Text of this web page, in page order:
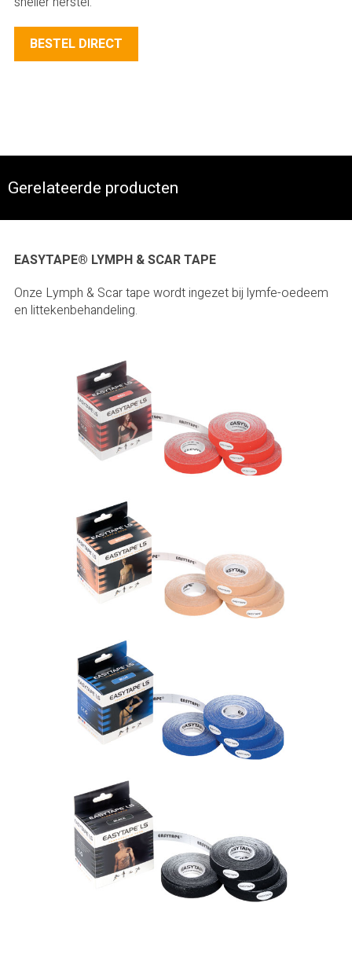
BESTEL DIRECT
Gerelateerde producten
EASYTAPE® LYMPH & SCAR TAPE
Onze Lymph & Scar tape wordt ingezet bij lymfe-oedeem
en littekenbehandeling.